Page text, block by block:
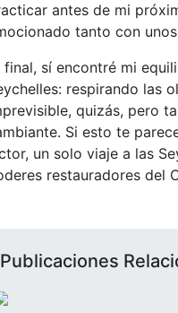
antes de mi
tanto con
final, sí encontré mi
respirando las
quizás, pero
Si esto te
un solo viaje a las
restauradores del
Publicaciones